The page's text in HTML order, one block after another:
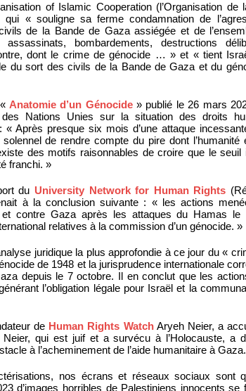
of Islamic Cooperation (l’Organisation de
qui « souligne sa ferme condamnation de
de la Bande de Gaza assiégée et de
assassinats, bombardements, destructions
dont le crime de génocide … » et « tient
du sort des civils de la Bande de Gaza et du
Anatomie d’un Génocide» publié le 26 mars
des Nations Unies sur la situation des droits
« Après presque six mois d’une attaque
solennel de rendre compte du pire dont
des motifs raisonnables de croire que le
franchi. »
du University Network for Human Rights
à la conclusion suivante : « les actions
et contre Gaza après les attaques du Hamas
relatives à la commission d’un génocide. »
juridique la plus approfondie à ce jour du «
de 1948 et la jurisprudence internationale
depuis le 7 octobre. Il en conclut que les
l’obligation légale pour Israël et la
de Human Rights WatchAryeh Neier, a
qui est juif et a survécu à l’Holocauste, a
à l’acheminement de l’aide humanitaire à Gaza.
nos écrans et réseaux sociaux sont
d’images horribles de Palestiniens innocents